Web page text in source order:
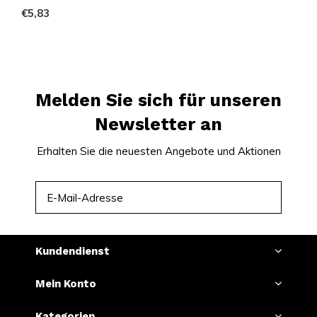
€5,83
Melden Sie sich für unseren
Newsletter an
Erhalten Sie die neuesten Angebote und Aktionen
Kundendienst
Mein Konto